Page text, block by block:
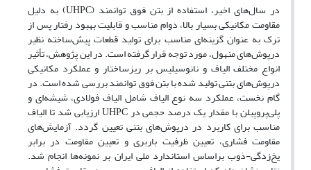
در سال‌های اخیر، استفاده از بتن فوق‌ توانمند (UHPC) به دلیل
مقاومت مکانیکی بسیار بالا، دوام مناسب و قابلیت بهبود رفتار پس از
ترک به عنوان گزینه‌ای مناسب برای تولید قطعات پیش‌ساخته نظیر
درپوش‌های منهول، مورد توجه قرار گرفته است. در این پژوهش، تأثیر
انواع مختلف الیاف و نانوسیلیس بر ریزساختار و عملکرد مکانیکی
درپوش‌های بتنی تولید شده با بتن فوق توانمند بررسی شده است. در
گام نخست، عملکرد سه نوع الیاف شامل الیاف فولادی، شیشه‌ای و
پلی‌پروپیلن با مقدار یک درصد حجمی در UHPC ارزیابی شد تا الیاف
مناسب برای کاربرد در درپوش‌های بتنی تعیین گردد. آزمایش‌های
مقاومت فشاری، تعیین ظرفیت باربری و تعیین مقاومت در برابر
یخ‌زدگی-ذوب براساس استاندارد ملی ایران بر نمونه‌ها انجام شد.